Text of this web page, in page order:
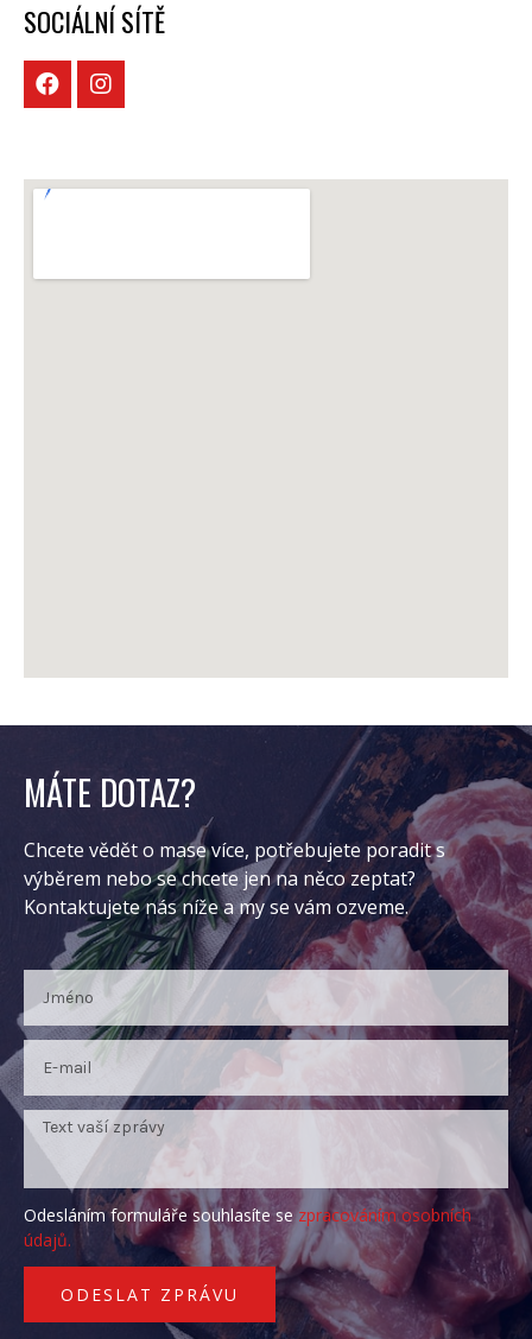
SOCIÁLNÍ SÍTĚ
MÁTE DOTAZ?
Chcete vědět o mase více, potřebujete poradit s
výběrem nebo se chcete jen na něco zeptat?
Kontaktujete nás níže a my se vám ozveme.
Odesláním formuláře souhlasíte sezpracováním osobních
údajů.
ODESLAT ZPRÁVU